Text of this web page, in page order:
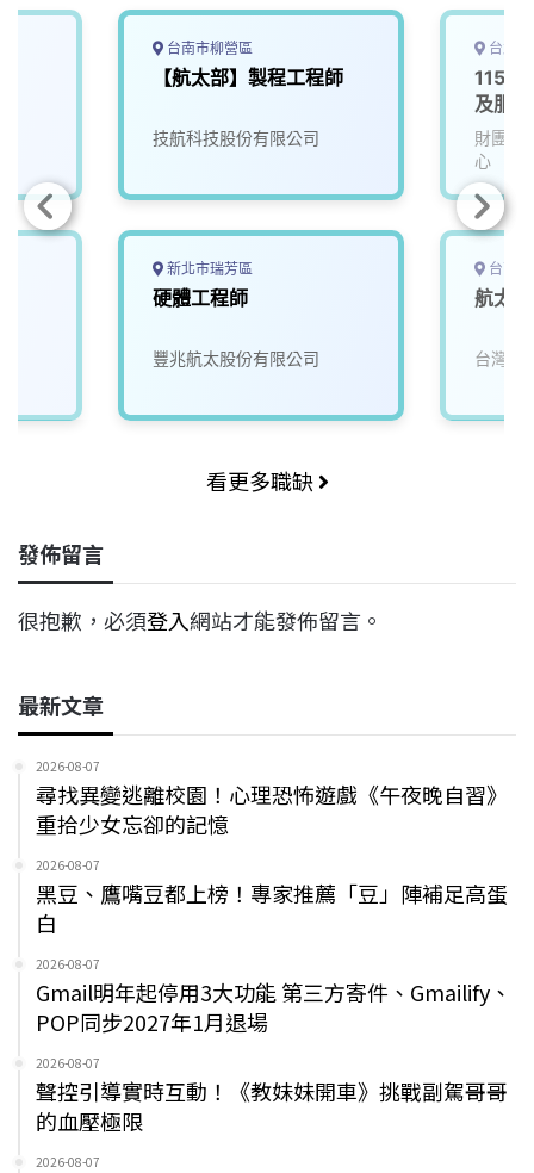
台南市柳營區
【航太部】製程工程師
技航科技股份有限公司
新北市瑞芳區
硬體工程師
豐兆航太股份有限公司
台北
及服
財團法
心
台南
航太
台灣穗
看更多職缺
發佈留言
很抱歉，必須登入網站才能發佈留言。
最新文章
2026-08-07
尋找異變逃離校園！心理恐怖遊戲《午夜晚自習》
重拾少女忘卻的記憶
2026-08-07
黑豆、鷹嘴豆都上榜！專家推薦「豆」陣補足高蛋
白
2026-08-07
Gmail明年起停用3大功能 第三方寄件、Gmailify、
POP同步2027年1月退場
2026-08-07
聲控引導實時互動！《教妹妹開車》挑戰副駕哥哥
的血壓極限
2026-08-07